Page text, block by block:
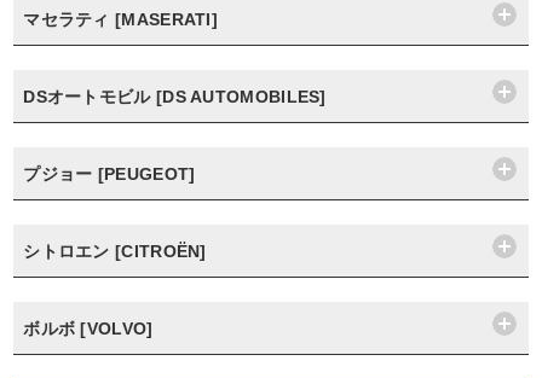
マセラティ [MASERATI]
DSオートモビル [DS AUTOMOBILES]
プジョー [PEUGEOT]
シトロエン [CITROËN]
ボルボ [VOLVO]